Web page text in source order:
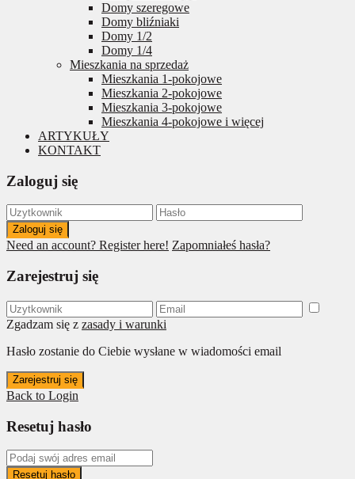
Domy szeregowe
Domy bliźniaki
Domy 1/2
Domy 1/4
Mieszkania na sprzedaż
Mieszkania 1-pokojowe
Mieszkania 2-pokojowe
Mieszkania 3-pokojowe
Mieszkania 4-pokojowe i więcej
ARTYKUŁY
KONTAKT
Zaloguj się
Zaloguj się
Need an account? Register here! Zapomniałeś hasła?
Zarejestruj się
Zgadzam się z zasady i warunki
Hasło zostanie do Ciebie wysłane w wiadomości email
Zarejestruj się
Back to Login
Resetuj hasło
Resetuj hasło